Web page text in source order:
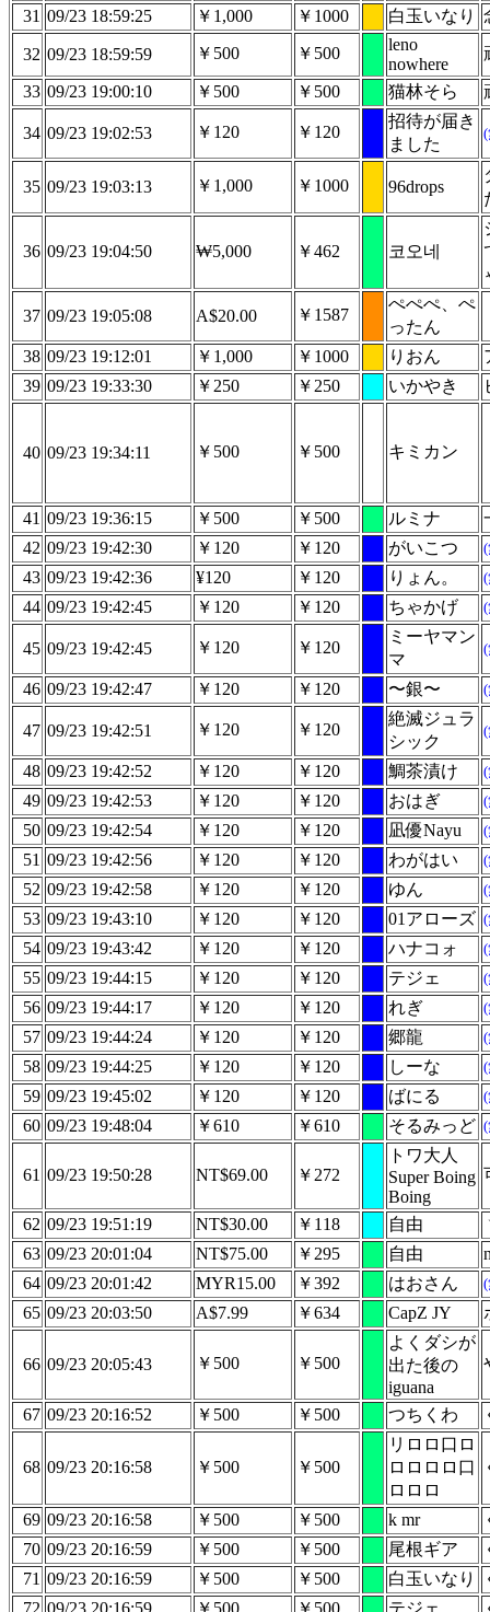
31 09/23 18:59:25 ￥1,000 ￥1000 白玉いなり
32 09/23 18:59:59 ￥500 ￥500
leno
nowhere
33 09/23 19:00:10 ￥500 ￥500 猫林そら
34 09/23 19:02:53 ￥120 ￥120
招待が届き
ました
35 09/23 19:03:13 ￥1,000 ￥1000 96drops
36 09/23 19:04:50 ₩5,000 ￥462 코오네
37 09/23 19:05:08 A$20.00 ￥1587
ぺぺぺ、ぺ
ったん
38 09/23 19:12:01 ￥1,000 ￥1000 りおん
39 09/23 19:33:30 ￥250 ￥250 いかやき
40 09/23 19:34:11 ￥500 ￥500 キミカン
41 09/23 19:36:15 ￥500 ￥500 ルミナ
42 09/23 19:42:30 ￥120 ￥120 がいこつ
43 09/23 19:42:36 ¥120 ￥120 りょん。
44 09/23 19:42:45 ￥120 ￥120 ちゃかげ
45 09/23 19:42:45 ￥120 ￥120
ミーヤマン
マ
46 09/23 19:42:47 ￥120 ￥120 〜銀〜
47 09/23 19:42:51 ￥120 ￥120
絶滅ジュラ
シック
48 09/23 19:42:52 ￥120 ￥120 鯛茶漬け
49 09/23 19:42:53 ￥120 ￥120 おはぎ
50 09/23 19:42:54 ￥120 ￥120 凪優Nayu
51 09/23 19:42:56 ￥120 ￥120 わがはい
52 09/23 19:42:58 ￥120 ￥120 ゆん
53 09/23 19:43:10 ￥120 ￥120 01アローズ
54 09/23 19:43:42 ￥120 ￥120 ハナコォ
55 09/23 19:44:15 ￥120 ￥120 テジェ
56 09/23 19:44:17 ￥120 ￥120 れぎ
57 09/23 19:44:24 ￥120 ￥120 郷龍
58 09/23 19:44:25 ￥120 ￥120 しーな
59 09/23 19:45:02 ￥120 ￥120 ばにる
60 09/23 19:48:04 ￥610 ￥610 そるみっど
61 09/23 19:50:28 NT$69.00 ￥272
トワ大人
Super Boing
Boing
62 09/23 19:51:19 NT$30.00 ￥118 自由
63 09/23 20:01:04 NT$75.00 ￥295 自由
64 09/23 20:01:42 MYR15.00 ￥392 はおさん
65 09/23 20:03:50 A$7.99 ￥634 CapZ JY
66 09/23 20:05:43 ￥500 ￥500
よくダシが
出た後の
iguana
67 09/23 20:16:52 ￥500 ￥500 つちくわ
68 09/23 20:16:58 ￥500 ￥500
リロロ口ロ
ロロロロ口
ロロロ
69 09/23 20:16:58 ￥500 ￥500 k mr
70 09/23 20:16:59 ￥500 ￥500 尾根ギア
71 09/23 20:16:59 ￥500 ￥500 白玉いなり
72 09/23 20:16:59 ￥500 ￥500 テジェ